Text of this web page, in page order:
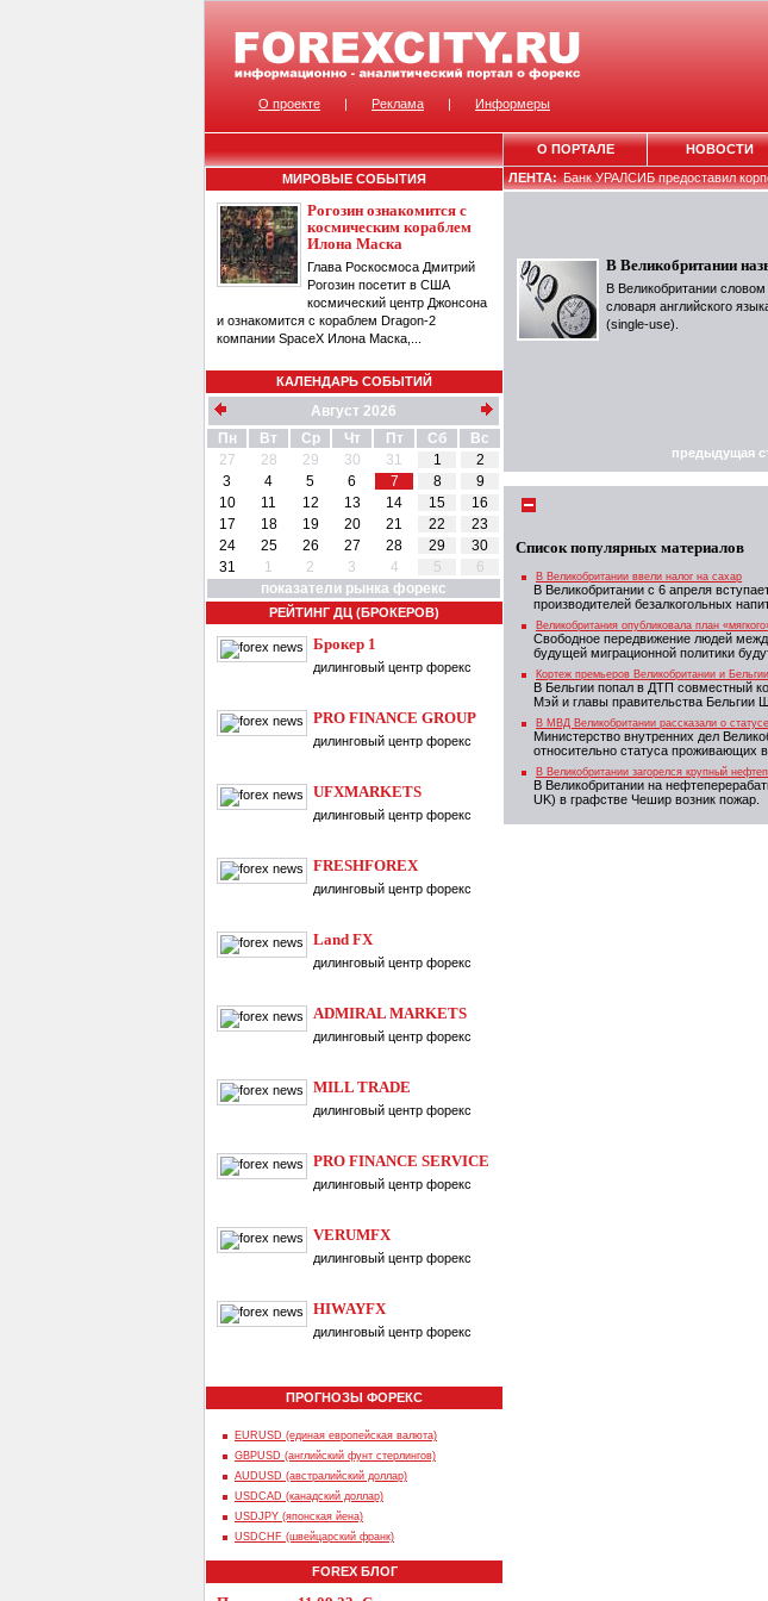
МИРОВЫЕ СОБЫТИЯ
Рогозин ознакомится с
космическим кораблем
Илона Маска
Глава Роскосмоса Дмитрий
Рогозин посетит в США
космический центр Джонсона
и ознакомится с кораблем Dragon-2
компании SpaceX Илона Маска,...
КАЛЕНДАРЬ СОБЫТИЙ
Август 2026
Пн
Вт Ср Чт Пт Сб
Вс
27
28 29 30 31 1
2
3
4 5 6 7 8
9
10
11 12 13 14 15
16
17
18 19 20 21 22
23
24
25 26 27 28 29
30
31
1 2 3 4 5
6
показатели рынка форекс
РЕЙТИНГ ДЦ (БРОКЕРОВ)
Брокер 1
дилинговый центр форекс
PRO FINANCE GROUP
дилинговый центр форекс
UFXMARKETS
дилинговый центр форекс
FRESHFOREX
дилинговый центр форекс
Land FX
дилинговый центр форекс
ADMIRAL MARKETS
дилинговый центр форекс
MILL TRADE
дилинговый центр форекс
PRO FINANCE SERVICE
дилинговый центр форекс
VERUMFX
дилинговый центр форекс
HIWAYFX
дилинговый центр форекс
ПРОГНОЗЫ ФОРЕКС
EURUSD (единая европейская валюта)
GBPUSD (английский фунт стерлингов)
AUDUSD (австралийский доллар)
USDCAD (канадский доллар)
USDJPY (японская йена)
USDCHF (швейцарский франк)
FOREX БЛОГ
ЛЕНТА:Банк УРАЛСИБ предоставил
В Великобритании
В Великобритании словом
словаря английского
(single-use).
предыдущая
Список популярных материалов
В Великобритании ввели налог на сахар
В Великобритании с 6 апреля
производителей безалкогольных
Великобритания опубликовала план
Свободное передвижение людей
будущей миграционной политики
Кортеж премьеров Великобритании и
В Бельгии попал в ДТП совместный
Мэй и главы правительства Бельгии
В МВД Великобритании рассказали о
Министерство внутренних дел
относительно статуса проживающих в
В Великобритании загорелся крупный
В Великобритании на
UK) в графстве Чешир возник пожар.
О проекте | Реклама | Информеры
О ПОРТАЛЕ НОВОСТИ